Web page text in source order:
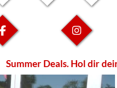
Summer Deals. Hol dir dein